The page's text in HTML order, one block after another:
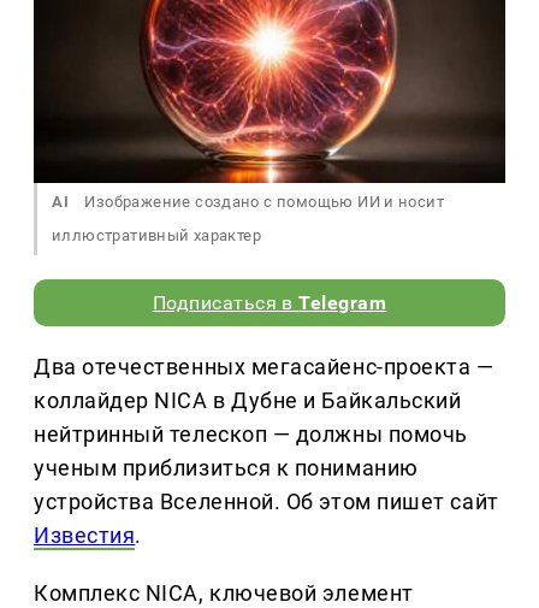
AI
Изображение создано с помощью ИИ и носит
иллюстративный характер
Подписаться вTelegram
Два отечественных мегасайенс-проекта —
коллайдер NICA в Дубне и Байкальский
нейтринный телескоп — должны помочь
ученым приблизиться к пониманию
устройства Вселенной. Об этом пишет сайт
Известия.
Комплекс NICA, ключевой элемент